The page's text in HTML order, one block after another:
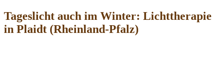
Tageslicht auch im Winter: Lichttherapie
in Plaidt (Rheinland-Pfalz)